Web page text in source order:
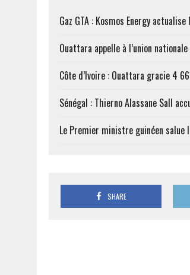
Gaz GTA : Kosmos Energy
Ouattara appelle à l’union
Côte d’Ivoire : Ouattara gracie 4
Sénégal : Thierno Alassane Sall
Le Premier ministre guinéen salue
SHARE